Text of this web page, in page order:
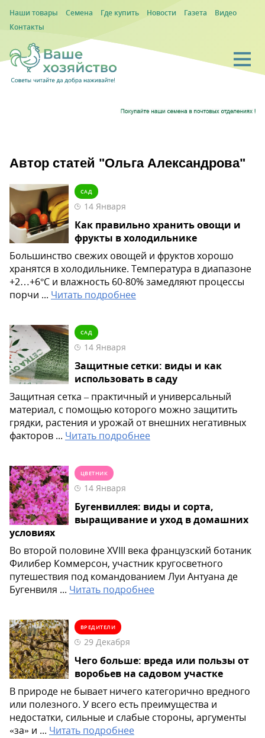
Наши товары Семена Где купить Новости Газета
Видео
Контакты
Автор статей "Ольга Александрова"
САД
14 Января
Как правильно хранить овощи и
фрукты в холодильнике
Большинство свежих овощей и фруктов хорошо
хранятся в холодильнике. Температура в диапазоне
+2…+6°С и влажность 60-80% замедляют процессы
порчи ... Читать подробнее
САД
14 Января
Защитные сетки: виды и как
использовать в саду
Защитная сетка – практичный и универсальный
материал, с помощью которого можно защитить
грядки, растения и урожай от внешних негативных
факторов ... Читать подробнее
ЦВЕТНИК
14 Января
Бугенвиллея: виды и сорта,
выращивание и уход в домашних
условиях
Во второй половине XVIII века французский ботаник
Филибер Коммерсон, участник кругосветного
путешествия под командованием Луи Антуана де
Бугенвиля ... Читать подробнее
ВРЕДИТЕЛИ
29 Декабря
Чего больше: вреда или пользы от
воробьев на садовом участке
В природе не бывает ничего категорично вредного
или полезного. У всего есть преимущества и
недостатки, сильные и слабые стороны, аргументы
«за» и ... Читать подробнее